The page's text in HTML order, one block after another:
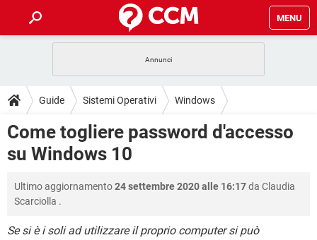
MENU
INTRATTENIMENTO ANDROID
iOS WINDOWS 10
INSTAGRAM
HARDWARE
GUIDE
COVID-19
INTRATTENIMENTO ANDROID
INSTAGRAM WHATSAPP
HARDWARE
DOWNLOAD
COVID-19
iOS
INSTAGRAM WHATSAPP
FORUM
COVID-19 GAMING
iOS WINDOWS 10
GLOSSARIO
COVID-19 GAMING
Guide Sistemi Operativi Windows
Come togliere password d'accesso
su Windows 10
Ultimo aggiornamento24 settembre 2020 alle 16:17da Claudia
Scarciolla .
Se si è i soli ad utilizzare il proprio computer si può